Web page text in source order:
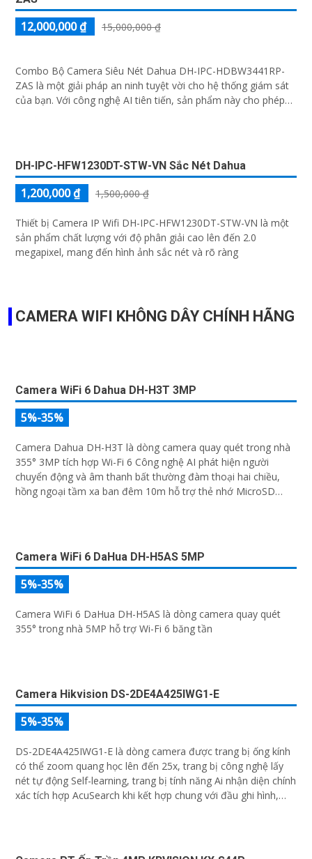
5%-35%
Tapo C510W là giải pháp an ninh thông minh tích hợp camera Wi-Fi
quay xoay 360° với độ phân giải 3MP cho hình ảnh sắc nét sống
động. Nhờ công nghệ hồng ngoại ban đêm có màu lên đến 30m,
CAMERA QUAN SÁT GIÁ RẺ ĐỀ XUẤT
VP-154D Camera IP POE
7,240,100 ₫ 10,343,000 ₫
cả...
DH-IPC-HFW2231S-S Dahua Đang Khuyến Mãi